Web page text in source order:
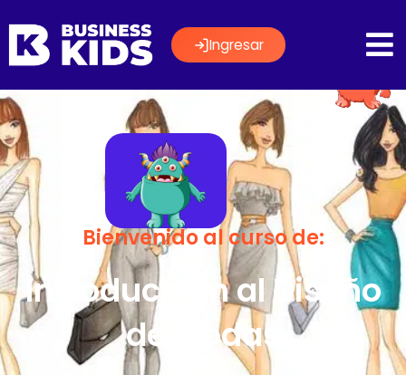
Ingresar
Bienvenido al curso de:
Introducción al Diseño
de Modas